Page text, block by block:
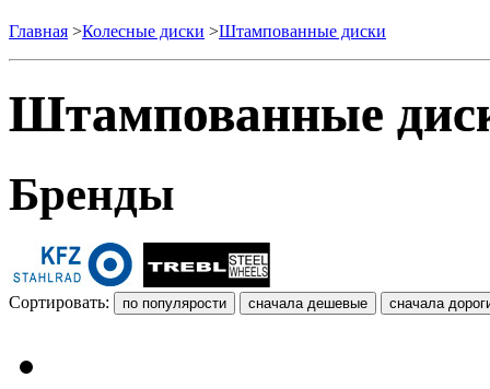
Главная >Колесные диски >Штампованные диски
Штампованные
Бренды
Сортировать: